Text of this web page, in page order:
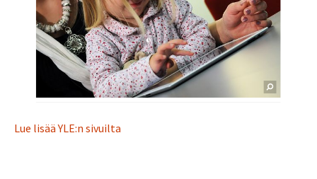
Lue lisää YLE:n sivuilta